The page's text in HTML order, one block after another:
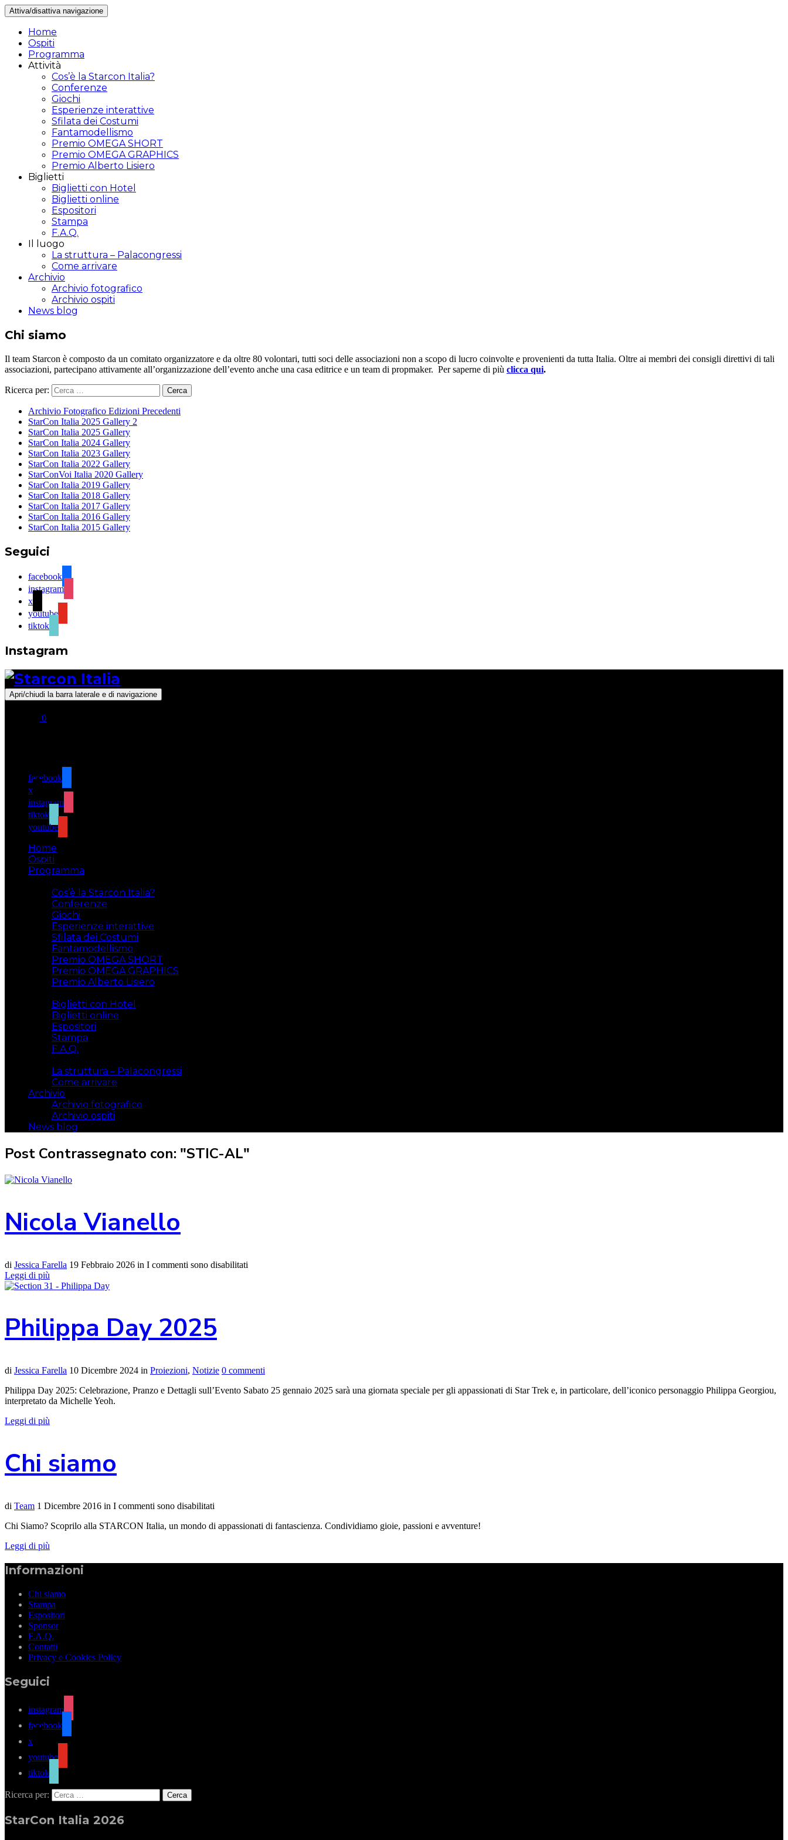
Attiva/disattiva navigazione
Home
Ospiti
Programma
Attività
Cos’è la Starcon Italia?
Conferenze
Giochi
Esperienze interattive
Sfilata dei Costumi
Fantamodellismo
Premio OMEGA SHORT
Premio OMEGA GRAPHICS
Premio Alberto Lisiero
Biglietti
Biglietti con Hotel
Biglietti online
Espositori
Stampa
F.A.Q.
Il luogo
La struttura – Palacongressi
Come arrivare
Archivio
Archivio fotografico
Archivio ospiti
News blog
Chi siamo
Il team Starcon è composto da un comitato organizzatore e da oltre 80 volontari, tutti soci delle associazioni non a scopo di lucro coinvolte e provenienti da tutta Italia. Oltre ai membri dei consigli direttivi di tali
associazioni, partecipano attivamente all’organizzazione dell’evento anche una casa editrice e un team di propmaker. Per saperne di più clicca qui.
Ricerca per:
Archivio Fotografico Edizioni Precedenti
StarCon Italia 2025 Gallery 2
StarCon Italia 2025 Gallery
StarCon Italia 2024 Gallery
StarCon Italia 2023 Gallery
StarCon Italia 2022 Gallery
StarConVoi Italia 2020 Gallery
StarCon Italia 2019 Gallery
StarCon Italia 2018 Gallery
StarCon Italia 2017 Gallery
StarCon Italia 2016 Gallery
StarCon Italia 2015 Gallery
Seguici
facebook
instagram
x
youtube
tiktok
Instagram
Apri/chiudi la barra laterale e di navigazione
0
facebook
x
instagram
tiktok
youtube
Home
Ospiti
Programma
Cos’è la Starcon Italia?
Conferenze
Giochi
Esperienze interattive
Sfilata dei Costumi
Fantamodellismo
Premio OMEGA SHORT
Premio OMEGA GRAPHICS
Premio Alberto Lisiero
Biglietti con Hotel
Biglietti online
Espositori
Stampa
F.A.Q.
La struttura – Palacongressi
Come arrivare
Archivio
Archivio fotografico
Archivio ospiti
News blog
Post Contrassegnato con: "STIC-AL"
Nicola Vianello
di Jessica Farella 19 Febbraio 2026 in I commenti sono disabilitati
Leggi di più
Philippa Day 2025
di Jessica Farella 10 Dicembre 2024 in Proiezioni, Notizie 0 commenti
Philippa Day 2025: Celebrazione, Pranzo e Dettagli sull’Evento Sabato 25 gennaio 2025 sarà una giornata speciale per gli appassionati di Star Trek e, in particolare, dell’iconico personaggio Philippa Georgiou,
interpretato da Michelle Yeoh.
Leggi di più
Chi siamo
di Team 1 Dicembre 2016 in I commenti sono disabilitati
Chi Siamo? Scoprilo alla STARCON Italia, un mondo di appassionati di fantascienza. Condividiamo gioie, passioni e avventure!
Leggi di più
Informazioni
Chi siamo
Stampa
Espositori
Sponsor
F.A.Q.
Contatti
Privacy e Cookies Policy
Seguici
instagram
facebook
x
youtube
tiktok
Ricerca per:
StarCon Italia 2026